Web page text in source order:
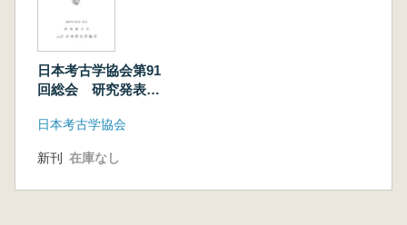
日本考古学協会第91
回総会 研究発表要
日本考古学協会
新刊 在庫なし